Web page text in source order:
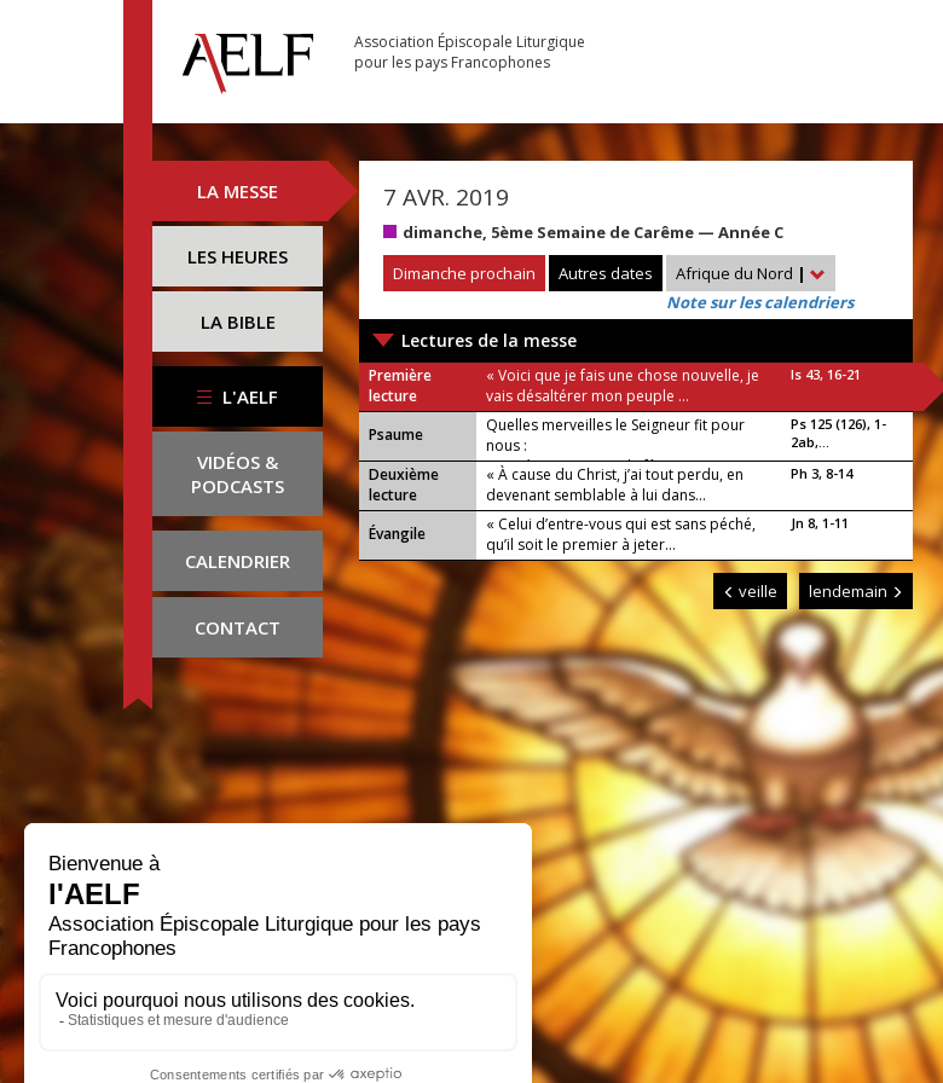
Association Épiscopale Liturgique
pour les pays Francophones
LA MESSE
LES HEURES
LA BIBLE
L'AELF
VIDÉOS &
PODCASTS
CALENDRIER
CONTACT
7 AVR. 2019
dimanche, 5ème Semaine de Carême — Année C
Dimanche prochain
Autres dates Afrique du Nord |
Note sur les calendriers
Lectures de la messe
Première
lecture
« Voici que je fais une chose nouvelle, je
vais désaltérer mon peuple ...
Is 43, 16-21
Psaume
Quelles merveilles le Seigneur fit pour
nous :
nous étions en grande fête !
Ps 125 (126), 1-
2ab,...
Deuxième
lecture
« À cause du Christ, j’ai tout perdu, en
devenant semblable à lui dans...
Ph 3, 8-14
Évangile
« Celui d’entre-vous qui est sans péché,
qu’il soit le premier à jeter...
Jn 8, 1-11
veille lendemain